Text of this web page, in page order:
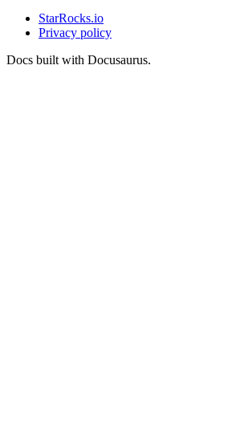
StarRocks.io
Privacy policy
Docs built with Docusaurus.